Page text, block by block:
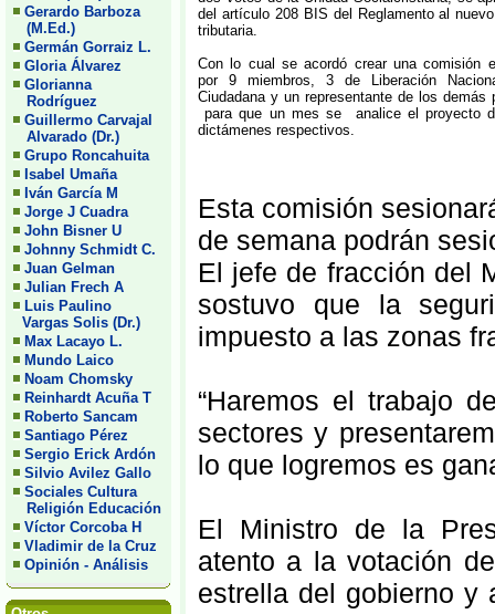
Gerardo Barboza
(M.Ed.)
Germán Gorraiz L.
Gloria Álvarez
Glorianna
Rodríguez
Guillermo Carvajal
Alvarado (Dr.)
Grupo Roncahuita
Isabel Umaña
Iván García M
Jorge J Cuadra
John Bisner U
Johnny Schmidt C.
Juan Gelman
Julian Frech A
Luis Paulino
Vargas Solis (Dr.)
Max Lacayo L.
Mundo Laico
Noam Chomsky
Reinhardt Acuña T
Roberto Sancam
Santiago Pérez
Sergio Erick Ardón
Silvio Avilez Gallo
Sociales Cultura
Religión Educación
Víctor Corcoba H
Vladimir de la Cruz
Opinión - Análisis
del artículo 208 BIS del Reglamento al
tributaria.
Con lo cual se acordó crear una comisión
por 9 miembros, 3 de Liberación
Ciudadana y un representante de los demás
para que un mes se analice el proyecto
dictámenes respectivos.
Esta comisión
de semana podrán
El jefe de fracción del
sostuvo que la
impuesto a las zonas
“Haremos el trabajo
sectores y
lo que logremos es
El Ministro de la
atento a la votación
estrella del gobierno y